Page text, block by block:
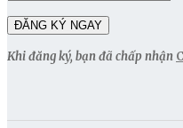
Khi đăng ký, bạn đã chấp nhận